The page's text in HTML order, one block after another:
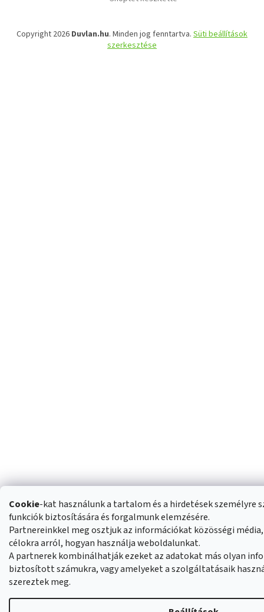
Cookie-kat használunk a tartalom és a hirdetések személyre
funkciók biztosítására és forgalmunk elemzésére.
Partnereinkkel meg osztjuk az információkat közösségi
célokra arról, hogyan használja weboldalunkat.
A partnerek kombinálhatják ezeket az adatokat más olyan
biztosított számukra, vagy amelyeket a szolgáltatásaik
szereztek meg.
Copyright 2026 Duvlan.hu. Minden jog fenntartva. Süti beállítások
szerkesztése